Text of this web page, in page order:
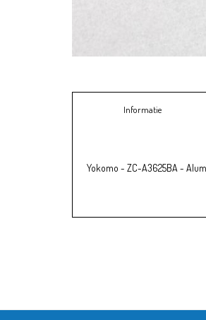
Informatie
Yokomo - ZC-A3625BA -